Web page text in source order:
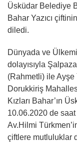
Üsküdar Belediye
Bahar Yazıcı
diledi.
Dünyada ve
dolayısıyla
(Rahmetli) ile Ayşe
Dorukkiriş
Kızları Bahar’ın
10.06.2020 de
Av.Hilmi
çiftlere mutluluklar